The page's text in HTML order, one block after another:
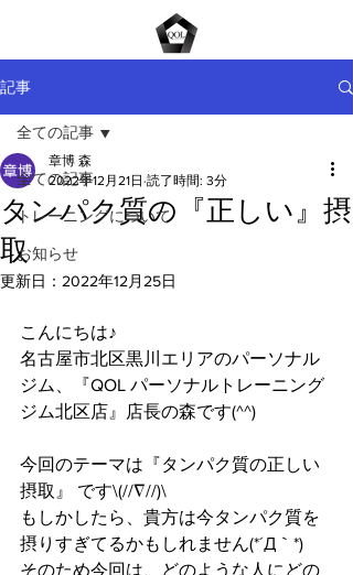
記事
全ての記事
トレーニングについて
お知らせ
全ての記事
タンパク質の『正しい』摂
取
章博 森
2022年12月21日 読了時間: 3分
更新日： 2022年12月25日
こんにちは♪
名古屋市北区黒川エリアのパーソナル
ジム、『QOL パーソナルトレーニング
ジム北区店』店長の森です(^^)
今回のテーマは『タンパク質の正しい
摂取』 です\(//∇//)\
もしかしたら、貴方は今タンパク質を
摂りすぎてるかもしれません(*´Д｀*)
そのため今回は、どのような人にどの